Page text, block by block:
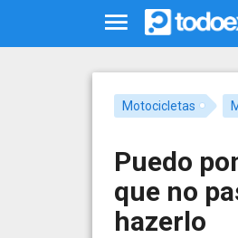
Motocicletas
Puedo
que no
hazerlo